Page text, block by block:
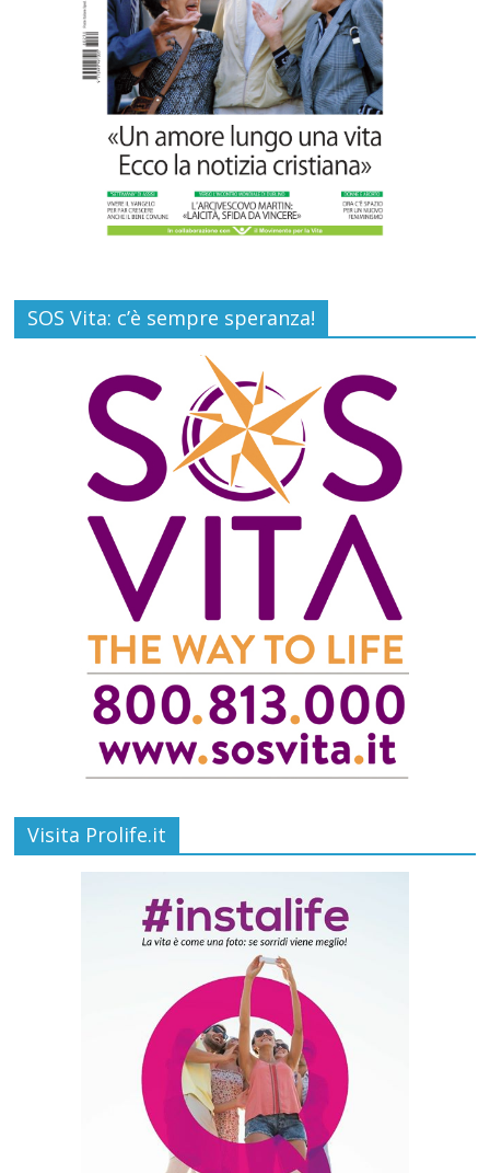
SOS Vita: c’è sempre speranza!
Visita Prolife.it